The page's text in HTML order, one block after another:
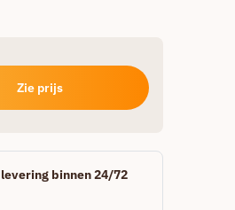
Zie prijs
binnen 24/72